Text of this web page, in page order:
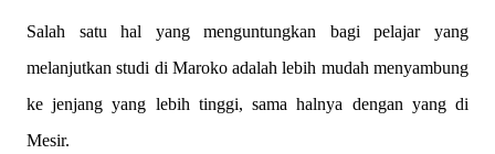
Salah satu hal yang menguntungkan bagi pelajar yang
melanjutkan studi di Maroko adalah lebih mudah menyambung
ke jenjang yang lebih tinggi, sama halnya dengan yang di
Mesir.